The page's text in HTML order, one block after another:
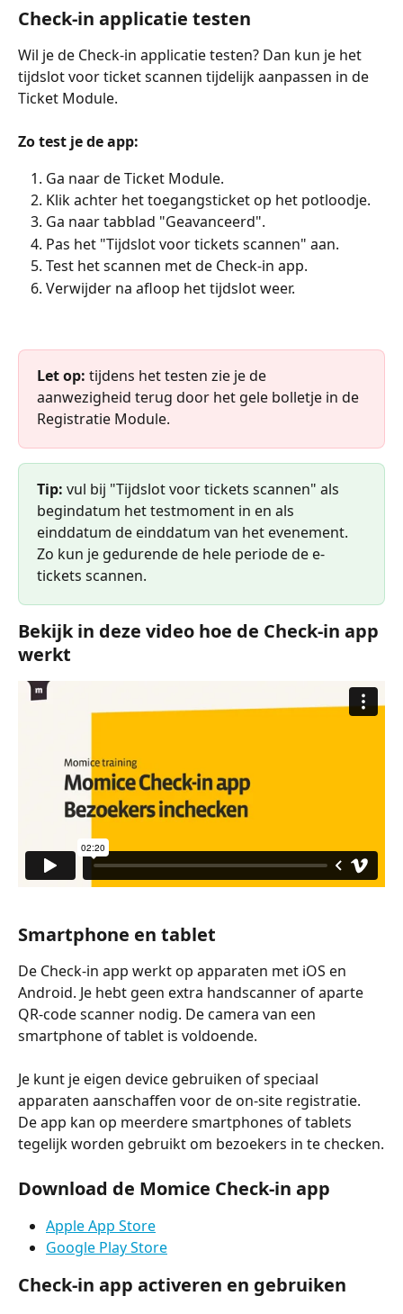
Check-in applicatie testen
Wil je de Check-in applicatie testen? Dan kun je het
tijdslot voor ticket scannen tijdelijk aanpassen in de
Ticket Module.
Zo test je de app:
Ga naar de Ticket Module.
Klik achter het toegangsticket op het potloodje.
Ga naar tabblad "Geavanceerd".
Pas het "Tijdslot voor tickets scannen" aan.
Test het scannen met de Check-in app.
Verwijder na afloop het tijdslot weer.
Let op: tijdens het testen zie je de
aanwezigheid terug door het gele bolletje in de
Registratie Module.
Tip: vul bij "Tijdslot voor tickets scannen" als
begindatum het testmoment in en als
einddatum de einddatum van het evenement.
Zo kun je gedurende de hele periode de e-
tickets scannen.
Bekijk in deze video hoe de Check-in app
werkt
Smartphone en tablet
De Check-in app werkt op apparaten met iOS en
Android. Je hebt geen extra handscanner of aparte
QR-code scanner nodig. De camera van een
smartphone of tablet is voldoende.
Je kunt je eigen device gebruiken of speciaal
apparaten aanschaffen voor de on-site registratie.
De app kan op meerdere smartphones of tablets
tegelijk worden gebruikt om bezoekers in te checken.
Download de Momice Check-in app
Apple App Store
Google Play Store
Check-in app activeren en gebruiken